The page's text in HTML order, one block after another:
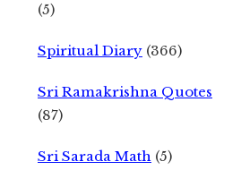
(5)
Spiritual Diary (366)
Sri Ramakrishna Quotes
(87)
Sri Sarada Math (5)